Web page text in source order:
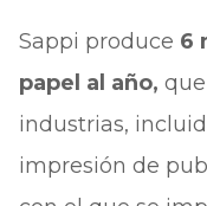
Sappi produce 6
papel al año,
industrias,
impresión de